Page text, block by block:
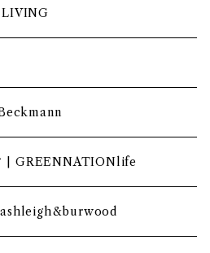
LIVING
| GREENNATIONlife
ashleigh&burwood